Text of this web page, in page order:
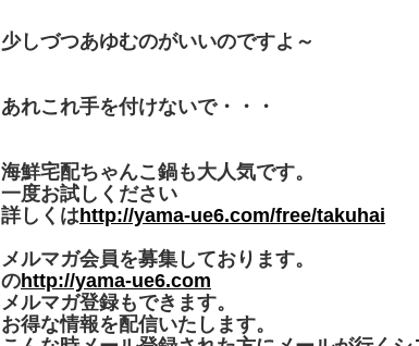
少しづつあゆむのがいいのですよ～
あれこれ手を付けないで・・・
海鮮宅配ちゃんこ鍋も大人気です。
一度お試しください
詳しくはhttp://yama-ue6.com/free/takuhai
メルマガ会員を募集しております。
のhttp://yama-ue6.com
メルマガ登録もできます。
お得な情報を配信いたします。